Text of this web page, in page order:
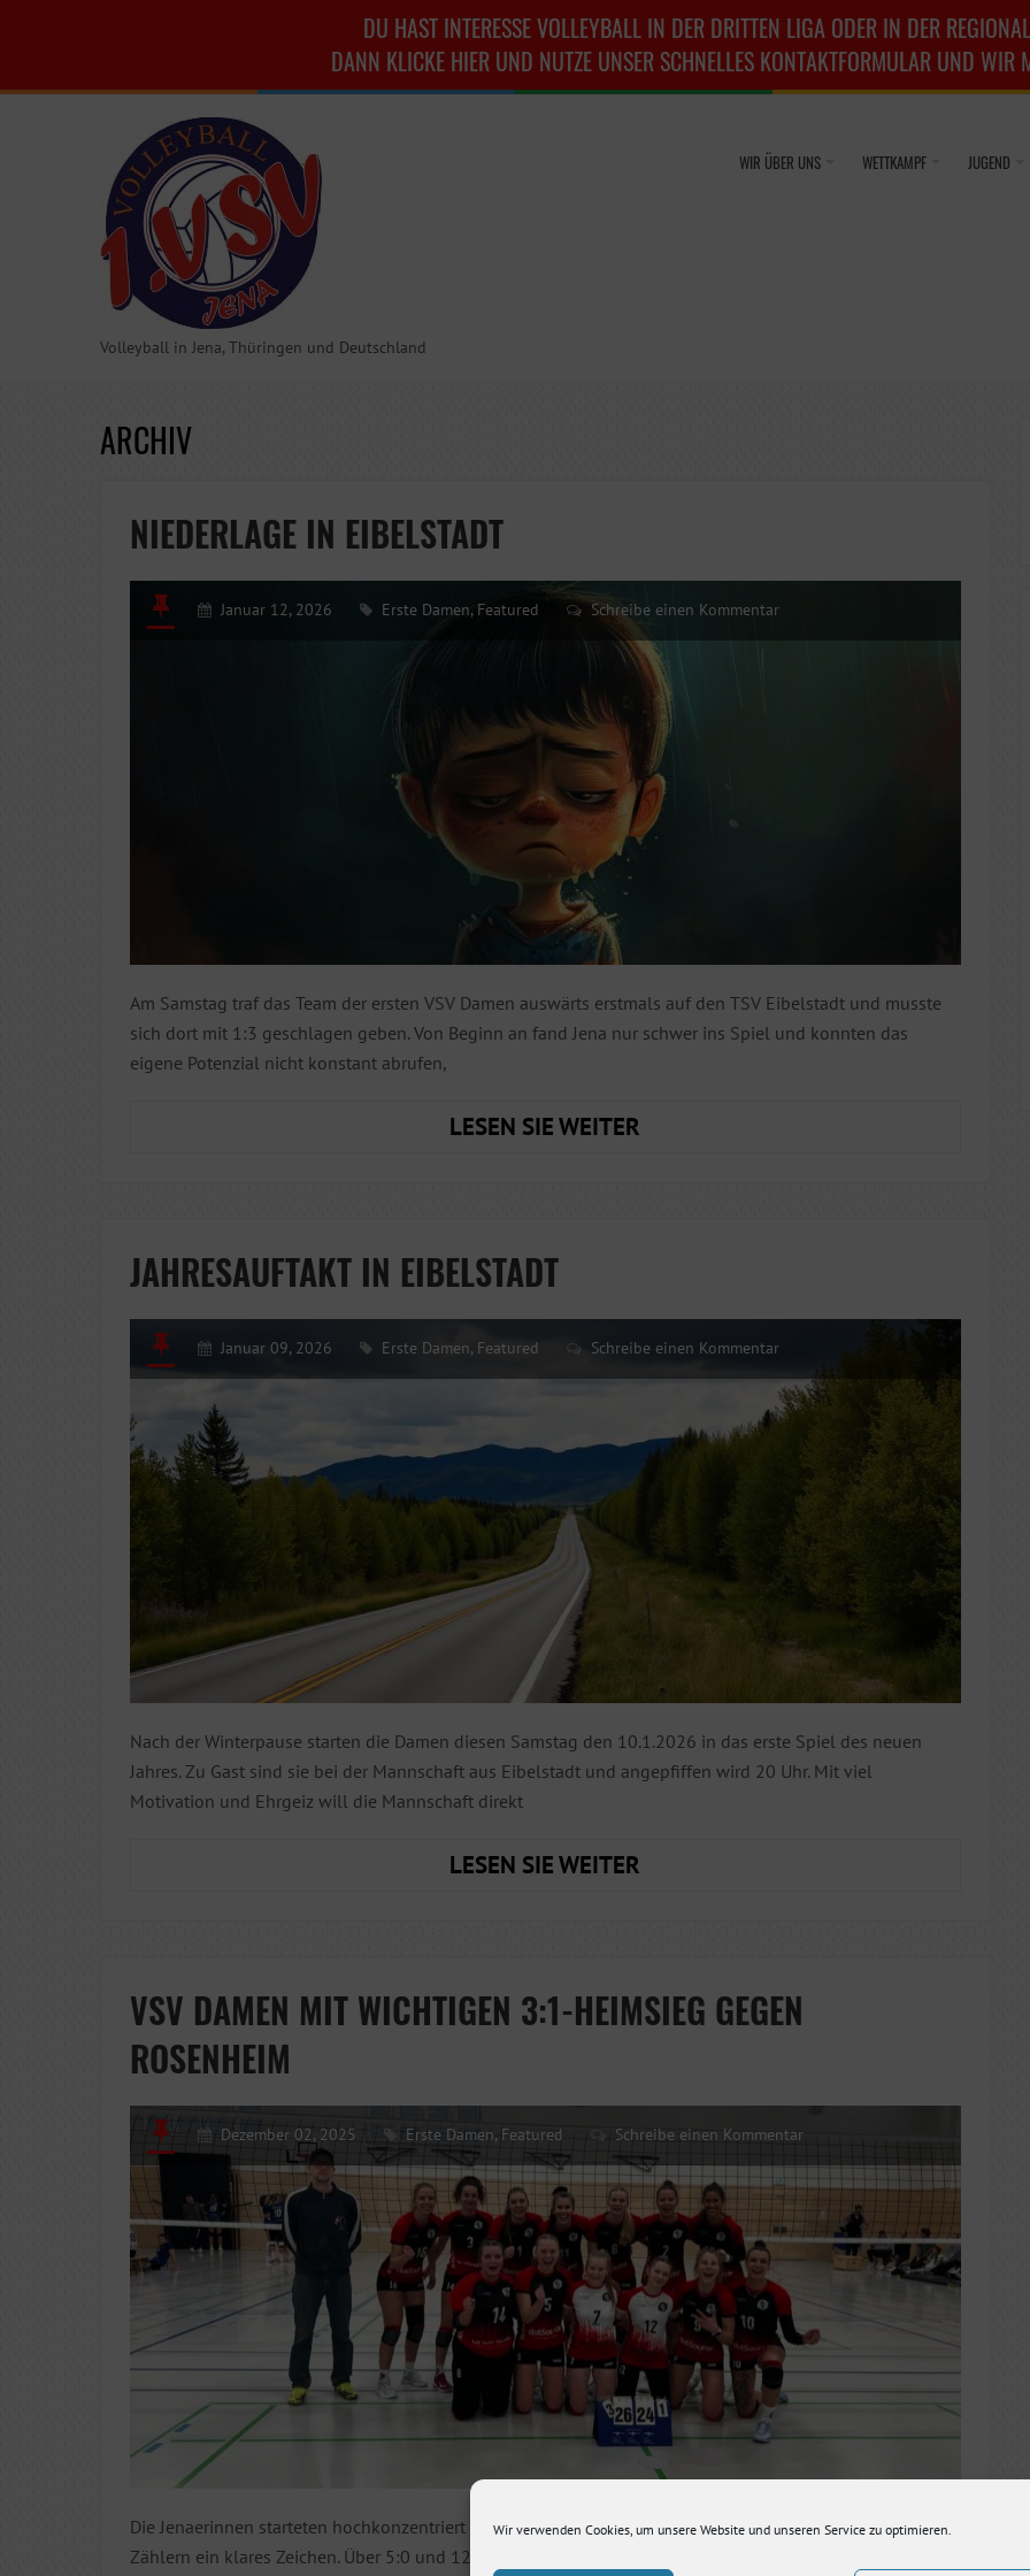
Wir verwenden Cookies, um unsere Website und unseren Service zu optimieren.
DU HAST INTERESSE VOLLEYBALL IN DER DRITTEN LIGA ODER IN DER
DANN KLICKE HIER UND NUTZE UNSER SCHNELLES KONTAKTFORMULAR UND WIR
Volleyball in Jena, Thüringen und Deutschland
WIR ÜBER UNS WETTKAMPF JUGEND
ARCHIV
NIEDERLAGE IN EIBELSTADT
Januar 12, 2026 Erste Damen, Featured Schreibe einen Kommentar
Am Samstag traf das Team der ersten VSV Damen auswärts erstmals auf den TSV Eibelstadt und musste
sich dort mit 1:3 geschlagen geben. Von Beginn an fand Jena nur schwer ins Spiel und konnten das
eigene Potenzial nicht konstant abrufen,
LESEN SIE WEITER
JAHRESAUFTAKT IN EIBELSTADT
Januar 09, 2026 Erste Damen, Featured Schreibe einen Kommentar
Nach der Winterpause starten die Damen diesen Samstag den 10.1.2026 in das erste Spiel des neuen
Jahres. Zu Gast sind sie bei der Mannschaft aus Eibelstadt und angepfiffen wird 20 Uhr. Mit viel
Motivation und Ehrgeiz will die Mannschaft direkt
LESEN SIE WEITER
VSV DAMEN MIT WICHTIGEN 3:1-HEIMSIEG GEGEN
ROSENHEIM
Dezember 02, 2025 Erste Damen, Featured Schreibe einen Kommentar
Die Jenaerinnen starteten hochkonzentriert in die Partie und setzten mit einer frühen Punkteserie von fünf
Zählern ein klares Zeichen. Über 5:0 und 12:2 dominierten sie den ersten Satz deutlich. Rosenheim